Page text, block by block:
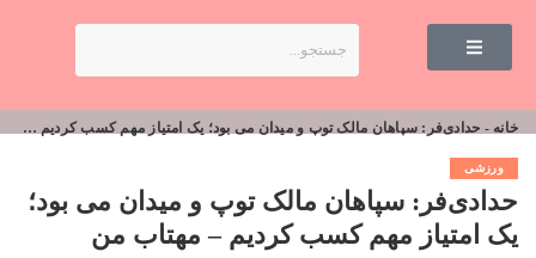
خانه - حدادی‌فر: سپاهان مالک توپ و میدان می بود؛ یک امتیاز مهم کسب کردیم – مهتاب من
ورزشی
حدادی‌فر: سپاهان مالک توپ و میدان می بود؛
یک امتیاز مهم کسب کردیم – مهتاب من